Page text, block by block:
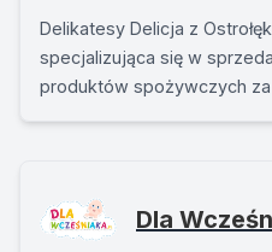
Delikatesy Delicja z
specjalizująca się w
produktów spożywczych
Dla